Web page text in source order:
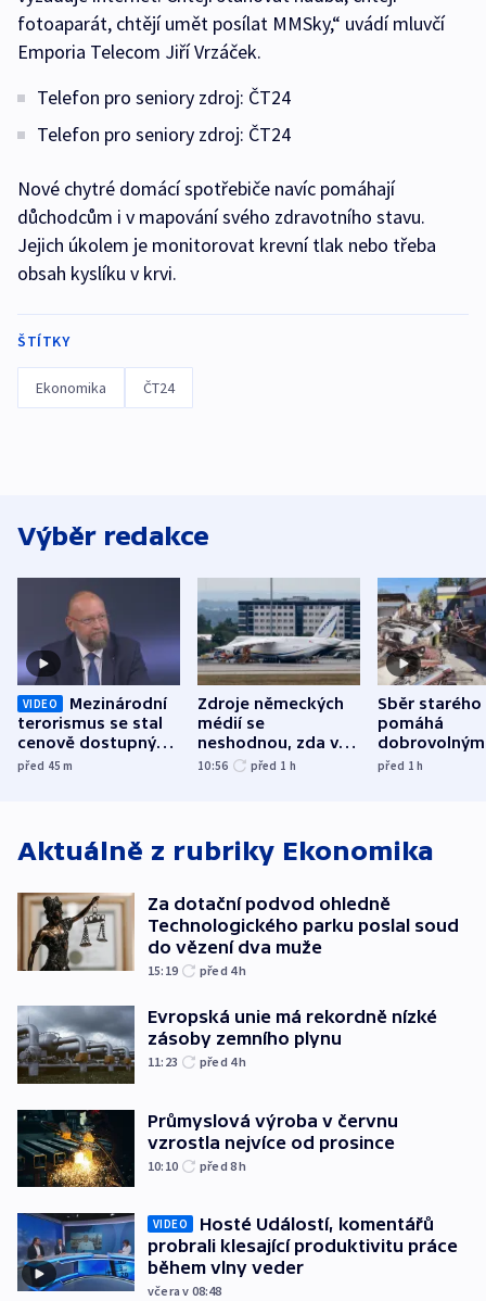
fotoaparát, chtějí umět posílat MMSky,“ uvádí mluvčí
Emporia Telecom Jiří Vrzáček.
Telefon pro seniory zdroj: ČT24
Telefon pro seniory zdroj: ČT24
Nové chytré domácí spotřebiče navíc pomáhají
důchodcům i v mapování svého zdravotního stavu.
Jejich úkolem je monitorovat krevní tlak nebo třeba
obsah kyslíku v krvi.
ŠTÍTKY
Ekonomika ČT24
Výběr redakce
VIDEO
Mezinárodní
terorismus se stal
cenově dostupným,
varuje Bartošek
před 45m
Zdroje německých
médií se
neshodnou, zda v
letadle ohroženém
10:56 před 1 h
Sběr starého
pomáhá
dobrovolným
hasičům
před 1h
Aktuálně z rubriky Ekonomika
Za dotační podvod ohledně
Technologického parku poslal soud
do vězení dva muže
15:19 před 4h
Evropská unie má rekordně nízké
zásoby zemního plynu
11:23 před 4h
Průmyslová výroba v červnu
vzrostla nejvíce od prosince
10:10 před 8h
VIDEO
Hosté Událostí, komentářů
probrali klesající produktivitu práce
během vlny veder
včera v 08:48